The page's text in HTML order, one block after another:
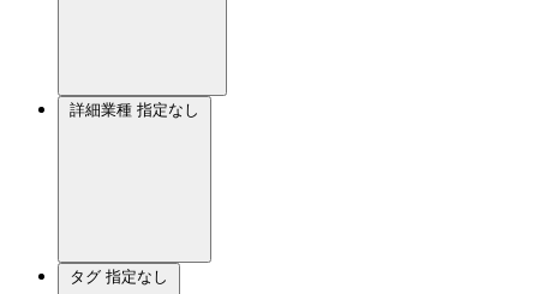
詳細業種 指定なし
タグ 指定なし